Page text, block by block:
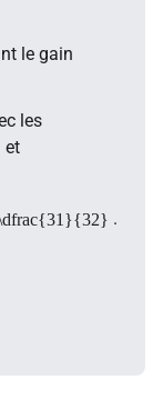
le gain
les
et
.